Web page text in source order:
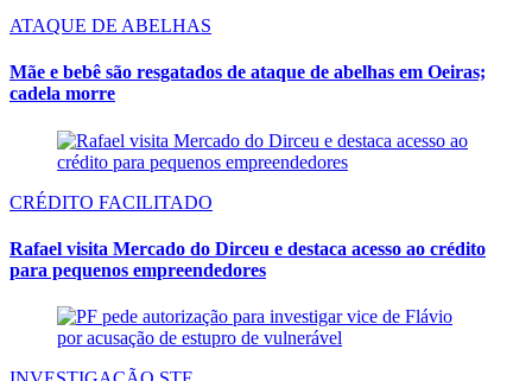
ATAQUE DE ABELHAS
Mãe e bebê são resgatados de ataque de abelhas em Oeiras;
cadela morre
CRÉDITO FACILITADO
Rafael visita Mercado do Dirceu e destaca acesso ao crédito
para pequenos empreendedores